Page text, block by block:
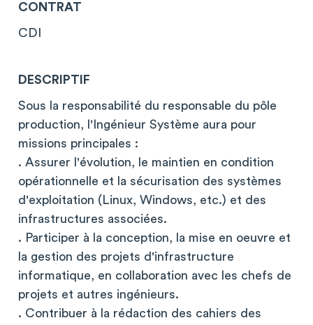
CONTRAT
CDI
DESCRIPTIF
Sous la responsabilité du responsable du pôle
production, l'Ingénieur Système aura pour
missions principales :
. Assurer l'évolution, le maintien en condition
opérationnelle et la sécurisation des systèmes
d'exploitation (Linux, Windows, etc.) et des
infrastructures associées.
. Participer à la conception, la mise en oeuvre et
la gestion des projets d'infrastructure
informatique, en collaboration avec les chefs de
projets et autres ingénieurs.
. Contribuer à la rédaction des cahiers des